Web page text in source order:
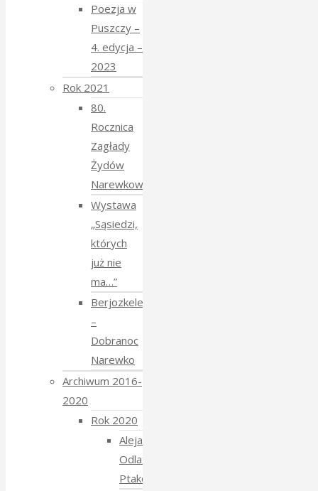
Poezja w
Puszczy –
4. edycja –
2023
Rok 2021
80.
Rocznica
Zagłady
Żydów
Narewkowskich
Wystawa
„Sąsiedzi,
których
już nie
ma…”
Berjozkele
–
Dobranoc
Narewko
Archiwum 2016-
2020
Rok 2020
Aleja
Odlatujących
Ptaków